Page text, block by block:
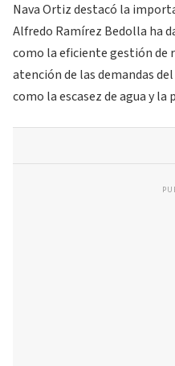
Nava Ortiz destacó la
Alfredo Ramírez Bedolla ha
como la eficiente gestión de
atención de las demandas
como la escasez de agua y